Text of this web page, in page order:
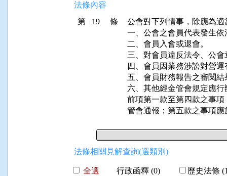
法條內容
第 19 條
公會對下列情事，除應為
一、公會之會員代表發生
二、會員入會或退會。
三、對會員違反法令、公
四、會員因業務涉訟對營
五、會員財務報告之審閱結
六、其他經金管會規定應
前項第一款至第四款之事
管會通報；第五款之事項
法條相關見解查詢(選類別)
全選 行政函釋 (0) 歷史法條